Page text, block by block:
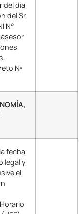
del día
del Sr.
N°
asesor
Nº
fecha
legal y
el